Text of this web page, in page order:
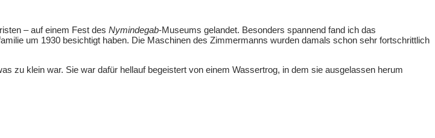
– auf einem Fest des Nymindegab-Museums gelandet. Besonders spannend fand ich das
um 1930 besichtigt haben. Die Maschinen des Zimmermanns wurden damals schon sehr fortschrittlich
zu klein war. Sie war dafür hellauf begeistert von einem Wassertrog, in dem sie ausgelassen herum